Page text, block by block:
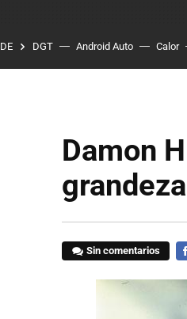
DGT Android Auto Calor
Damon
Sin comentarios